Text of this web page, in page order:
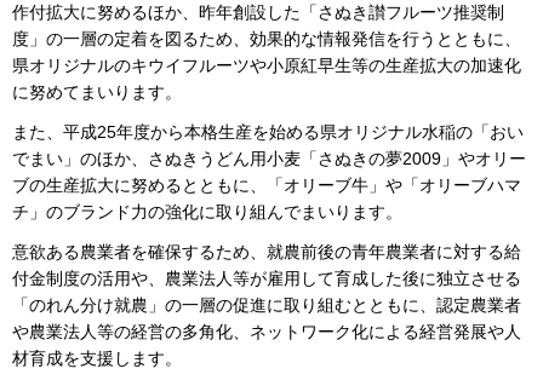
作付拡大に努めるほか、昨年創設した「さぬき讃フルーツ推奨制
度」の一層の定着を図るため、効果的な情報発信を行うとともに、
県オリジナルのキウイフルーツや小原紅早生等の生産拡大の加速化
に努めてまいります。
また、平成25年度から本格生産を始める県オリジナル水稲の「おい
でまい」のほか、さぬきうどん用小麦「さぬきの夢2009」やオリー
ブの生産拡大に努めるとともに、「オリーブ牛」や「オリーブハマ
チ」のブランド力の強化に取り組んでまいります。
意欲ある農業者を確保するため、就農前後の青年農業者に対する給
付金制度の活用や、農業法人等が雇用して育成した後に独立させる
「のれん分け就農」の一層の促進に取り組むとともに、認定農業者
や農業法人等の経営の多角化、ネットワーク化による経営発展や人
材育成を支援します。